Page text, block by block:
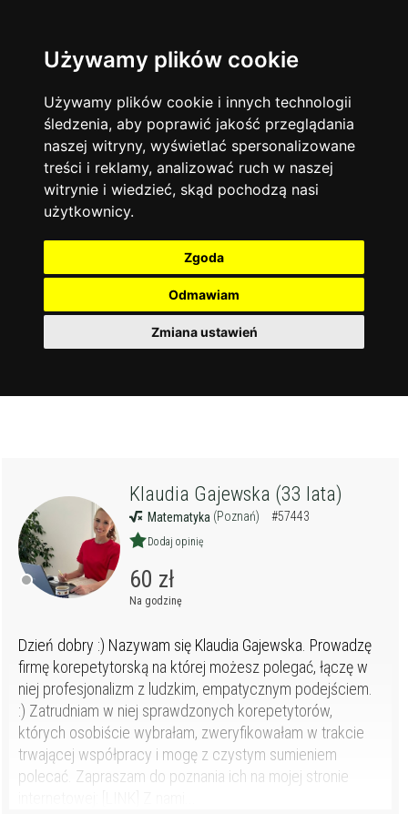
Używamy plików cookie
Używamy plików cookie i innych technologii
śledzenia, aby poprawić jakość przeglądania
naszej witryny, wyświetlać spersonalizowane
treści i reklamy, analizować ruch w naszej
witrynie i wiedzieć, skąd pochodzą nasi
użytkownicy.
Zgoda
Odmawiam
Zmiana ustawień
Język angielski 13744
Matematyka 12928
Chemia 4886
Język niemiecki 4307
Język polski 3426
Fizyka
Język francuski
Warszawa
Korepetycje
Online
14839
Kraków 7753
Wrocław
Łódź 3513
Gdańsk 2075
Klaudia Gajewska (33 lata)
Matematyka (Poznań) #57443
Dodaj opinię
60 zł
Na godzinę
Dzień dobry :) Nazywam się Klaudia Gajewska. Prowadzę
firmę korepetytorską na której możesz polegać, łączę w
niej profesjonalizm z ludzkim, empatycznym podejściem.
:) Zatrudniam w niej sprawdzonych korepetytorów,
których osobiście wybrałam, zweryfikowałam w trakcie
trwającej współpracy i mogę z czystym sumieniem
polecać. Zapraszam do poznania ich na mojej stronie